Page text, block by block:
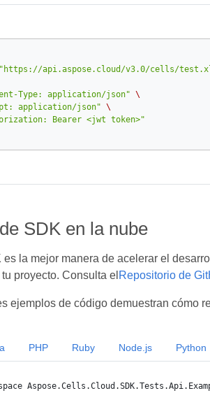
"https://api.aspose.cloud/v3.0/cells/
Type: application/json" \
application/json" \
Bearer <jwt token>"
SDK en la nube
es la mejor manera de acelerar el
proyecto. Consulta el Repositorio de
ejemplos de código demuestran cómo
PHP Ruby Node.js Python